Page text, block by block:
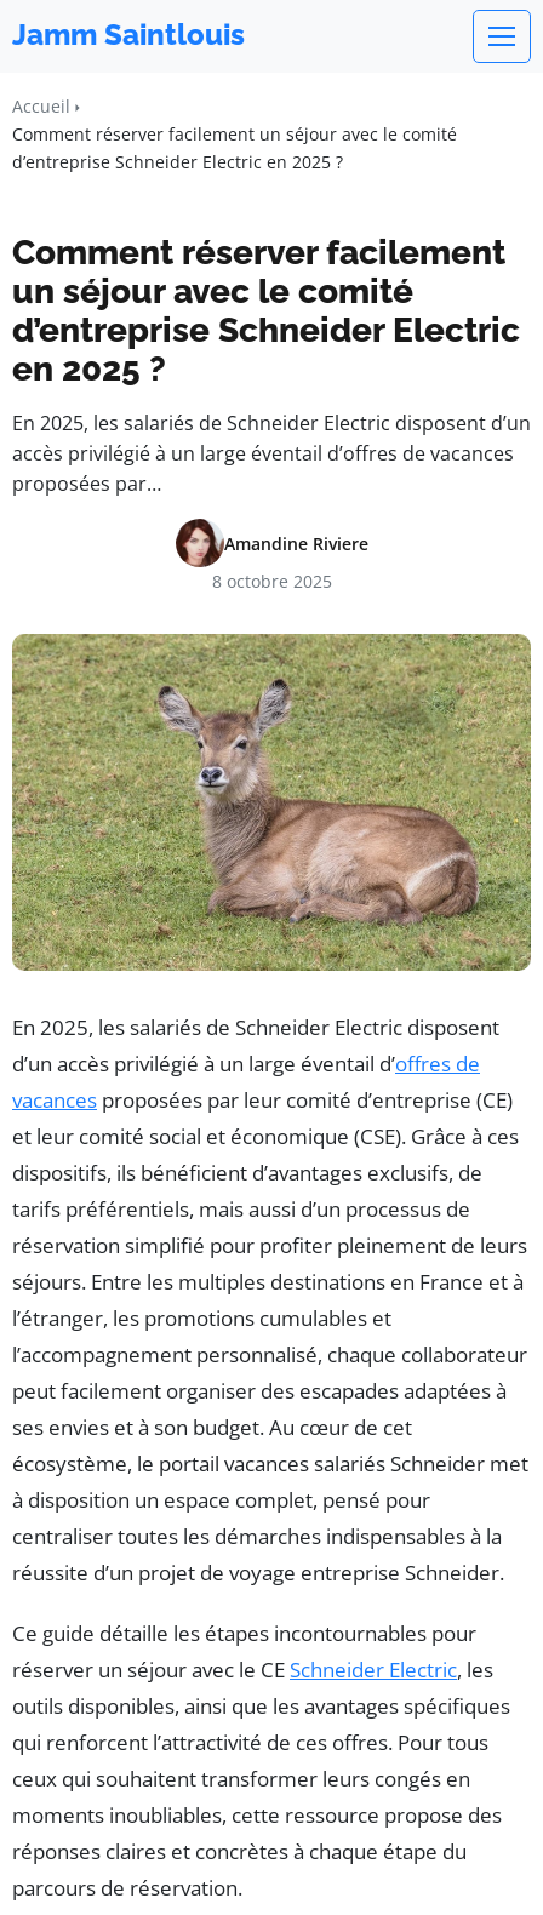
Jamm Saintlouis
Accueil
Comment réserver facilement un séjour avec le comité
d’entreprise Schneider Electric en 2025 ?
Comment réserver facilement
un séjour avec le comité
d’entreprise Schneider Electric
en 2025 ?
En 2025, les salariés de Schneider Electric disposent d’un
accès privilégié à un large éventail d’offres de vacances
proposées par…
Amandine Riviere
8 octobre 2025
En 2025, les salariés de Schneider Electric disposent
d’un accès privilégié à un large éventail d’offres de
vacances proposées par leur comité d’entreprise (CE)
et leur comité social et économique (CSE). Grâce à ces
dispositifs, ils bénéficient d’avantages exclusifs, de
tarifs préférentiels, mais aussi d’un processus de
réservation simplifié pour profiter pleinement de leurs
séjours. Entre les multiples destinations en France et à
l’étranger, les promotions cumulables et
l’accompagnement personnalisé, chaque collaborateur
peut facilement organiser des escapades adaptées à
ses envies et à son budget. Au cœur de cet
écosystème, le portail vacances salariés Schneider met
à disposition un espace complet, pensé pour
centraliser toutes les démarches indispensables à la
réussite d’un projet de voyage entreprise Schneider.
Ce guide détaille les étapes incontournables pour
réserver un séjour avec le CESchneider Electric, les
outils disponibles, ainsi que les avantages spécifiques
qui renforcent l’attractivité de ces offres. Pour tous
ceux qui souhaitent transformer leurs congés en
moments inoubliables, cette ressource propose des
réponses claires et concrètes à chaque étape du
parcours de réservation.